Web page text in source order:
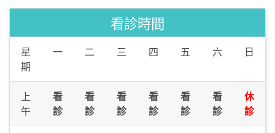
看診時間
星
期
一 二 三 四 五 六 日
上
午
看
診
看
診
看
診
看
診
看
診
看
診
休
診